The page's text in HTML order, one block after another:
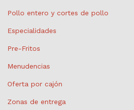
Pollo entero y cortes de pollo
Especialidades
Pre-Fritos
Menudencias
Oferta por cajón
Zonas de entrega